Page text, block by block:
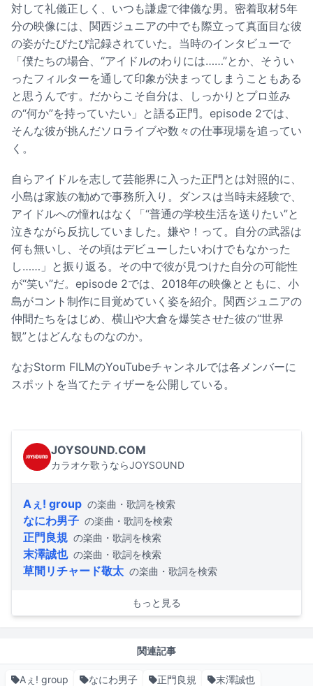
対して礼儀正しく、いつも謙虚で律儀な男。密着取材5年
分の映像には、関西ジュニアの中でも際立って真面目な彼
の姿がたびたび記録されていた。当時のインタビューで
「僕たちの場合、“アイドルのわりには……”とか、そうい
ったフィルターを通して印象が決まってしまうこともある
と思うんです。だからこそ自分は、しっかりとプロ並み
の“何か”を持っていたい」と語る正門。episode 2では、
そんな彼が挑んだソロライブや数々の仕事現場を追ってい
く。
自らアイドルを志して芸能界に入った正門とは対照的に、
小島は家族の勧めで事務所入り。ダンスは当時未経験で、
アイドルへの憧れはなく「“普通の学校生活を送りたい”と
泣きながら反抗していました。嫌や！って。自分の武器は
何も無いし、その頃はデビューしたいわけでもなかった
し……」と振り返る。その中で彼が見つけた自分の可能性
が“笑い”だ。episode 2では、2018年の映像とともに、小
島がコント制作に目覚めていく姿を紹介。関西ジュニアの
仲間たちをはじめ、横山や大倉を爆笑させた彼の“世界
観”とはどんなものなのか。
なおStorm FILMのYouTubeチャンネルでは各メンバーに
スポットを当てたティザーを公開している。
JOYSOUND.COM
カラオケ歌うならJOYSOUND
Aぇ! group の楽曲・歌詞を検索
なにわ男子 の楽曲・歌詞を検索
正門良規 の楽曲・歌詞を検索
末澤誠也 の楽曲・歌詞を検索
草間リチャード敬太 の楽曲・歌詞を検索
もっと見る
関連記事
Aぇ! group なにわ男子 正門良規
末澤誠也